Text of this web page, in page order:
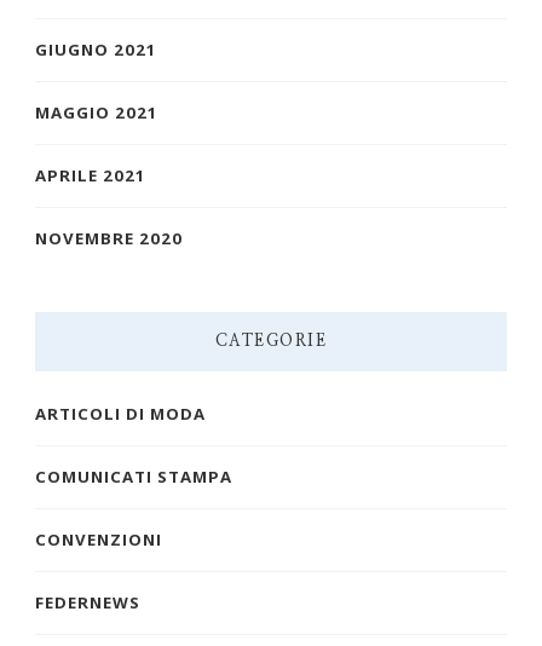
GIUGNO 2021
MAGGIO 2021
APRILE 2021
NOVEMBRE 2020
CATEGORIE
ARTICOLI DI MODA
COMUNICATI STAMPA
CONVENZIONI
FEDERNEWS